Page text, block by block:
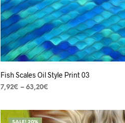
Fish Scales Oil Style Print 03
7,92€ –63,20€